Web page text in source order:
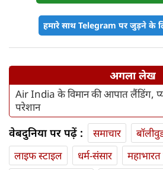
हमारे साथ Telegram पर जुड़ने के
अगला लेख
Air India के विमान की आपात लैंडिंग,
परेशान
वेबदुनिया पर पढ़ें : समाचार
लाइफ स्‍टाइल
धर्म-संसार